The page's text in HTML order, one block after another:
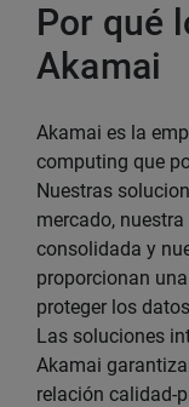
Por qué
Akamai
Akamai es la
computing que
Nuestras
mercado,
consolidada y
proporcionan
proteger los
Las soluciones
Akamai
relación calidad-